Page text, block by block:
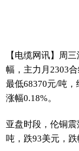
【电缆网讯】周
幅，主力月2303
最低68370元/吨，
涨幅0.18%。
亚盘时段，伦铜
吨，跌93美元，跌